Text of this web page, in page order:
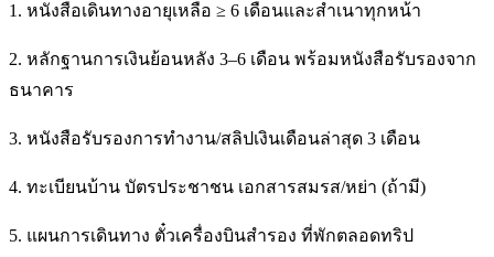
1. หนังสือเดินทางอายุเหลือ ≥ 6 เดือนและสำเนาทุกหน้า
2. หลักฐานการเงินย้อนหลัง 3–6 เดือน พร้อมหนังสือรับรองจาก
ธนาคาร
3. หนังสือรับรองการทำงาน/สลิปเงินเดือนล่าสุด 3 เดือน
4. ทะเบียนบ้าน บัตรประชาชน เอกสารสมรส/หย่า (ถ้ามี)
5. แผนการเดินทาง ตั๋วเครื่องบินสำรอง ที่พักตลอดทริป